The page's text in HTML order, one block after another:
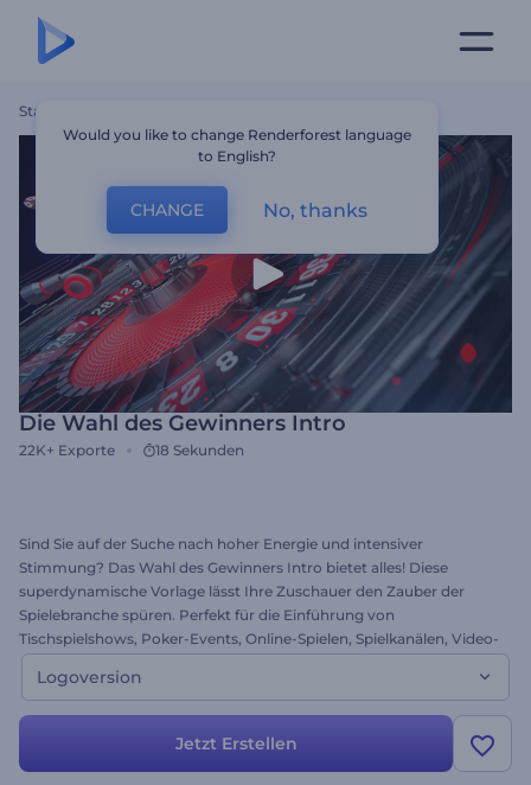
Startseite
Die Wahl des Gewinners Intro
22K+ Exporte 18 Sekunden
Sind Sie auf der Suche nach hoher Energie und intensiver
Stimmung? Das Wahl des Gewinners Intro bietet alles! Diese
superdynamische Vorlage lässt Ihre Zuschauer den Zauber der
Spielebranche spüren. Perfekt für die Einführung von
Tischspielshows, Poker-Events, Online-Spielen, Spielkanälen, Video-
Blogs, Promos und vielem mehr. Laden Sie jetzt Ihr Logo hoch und
gewinnen Sie den Jackpot kostenlos!
Logoversion
Jetzt Erstellen
Would you like to change Renderforest language
to English?
CHANGE No, thanks